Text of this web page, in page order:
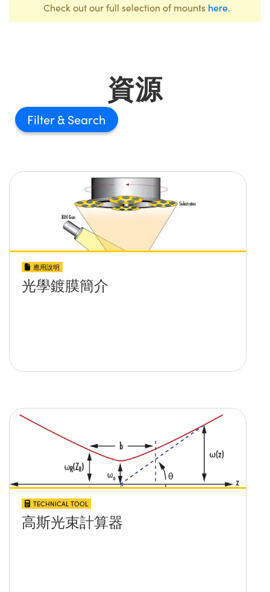
Check out our full selection of mounts here.
資源
Filter
應用說明
光學鍍膜簡介
TECHNICAL TOOL
高斯光束計算器